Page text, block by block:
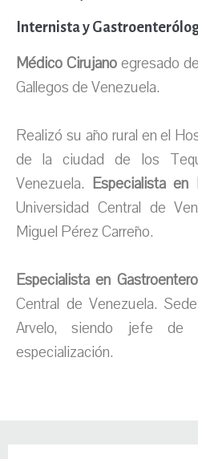
Internista y
Médico Cirujanoegresado
Gallegos de Venezuela.
Realizó su año rural en el
de la ciudad de los
Venezuela. Especialista en
Universidad Central de
Miguel Pérez Carreño.
Especialista en
Central de Venezuela.
Arvelo, siendo jefe de
especialización.